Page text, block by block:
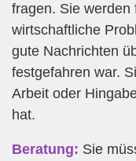
fragen. Sie werden
wirtschaftliche
gute Nachrichten
festgefahren war.
Arbeit oder
hat.
Beratung: Sie